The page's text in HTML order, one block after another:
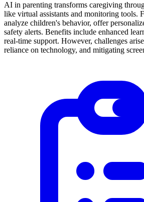
AI in parenting transforms caregiving
like virtual assistants and monitoring tools.
analyze children's behavior, offer
safety alerts. Benefits include enhanced
real-time support. However, challenges
reliance on technology, and mitigating